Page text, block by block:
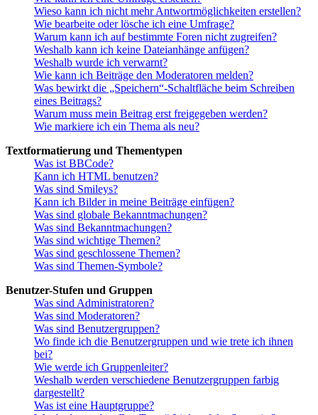
Wieso kann ich nicht mehr Antwortmöglichkeiten erstellen?
Wie bearbeite oder lösche ich eine Umfrage?
Warum kann ich auf bestimmte Foren nicht zugreifen?
Weshalb kann ich keine Dateianhänge anfügen?
Weshalb wurde ich verwarnt?
Wie kann ich Beiträge den Moderatoren melden?
Was bewirkt die „Speichern“-Schaltfläche beim Schreiben
eines Beitrags?
Warum muss mein Beitrag erst freigegeben werden?
Wie markiere ich ein Thema als neu?
Textformatierung und Thementypen
Was ist BBCode?
Kann ich HTML benutzen?
Was sind Smileys?
Kann ich Bilder in meine Beiträge einfügen?
Was sind globale Bekanntmachungen?
Was sind Bekanntmachungen?
Was sind wichtige Themen?
Was sind geschlossene Themen?
Was sind Themen-Symbole?
Benutzer-Stufen und Gruppen
Was sind Administratoren?
Was sind Moderatoren?
Was sind Benutzergruppen?
Wo finde ich die Benutzergruppen und wie trete ich ihnen
bei?
Wie werde ich Gruppenleiter?
Weshalb werden verschiedene Benutzergruppen farbig
dargestellt?
Was ist eine Hauptgruppe?